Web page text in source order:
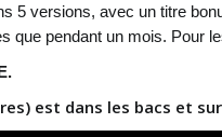
5 versions, avec un titre
que pendant un mois. Pour
est dans les bacs et